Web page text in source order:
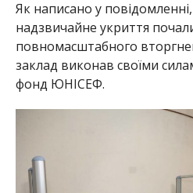
Як написано у
надзвичайне укриття
повномасштабного
заклад виконав своїми
фонд ЮНІСЕФ.